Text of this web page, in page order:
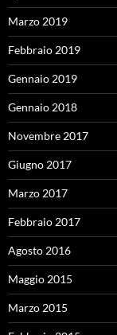
Marzo 2019
Febbraio 2019
Gennaio 2019
Gennaio 2018
Novembre 2017
Giugno 2017
Marzo 2017
Febbraio 2017
Agosto 2016
Maggio 2015
Marzo 2015